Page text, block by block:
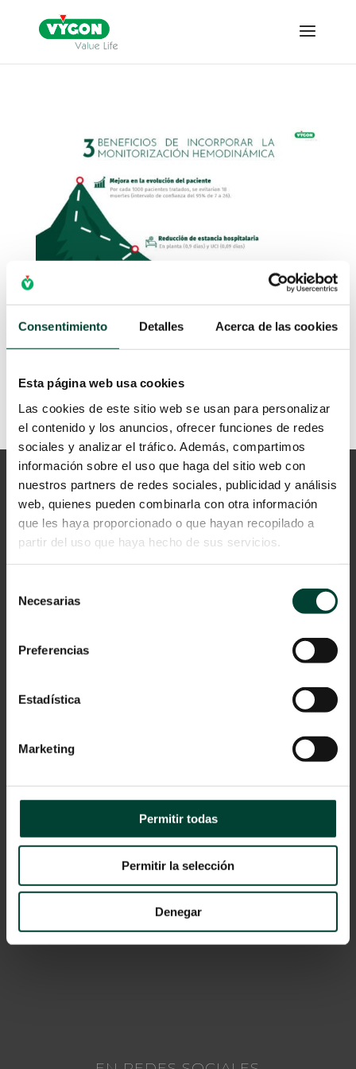
Consentimiento Detalles Acerca de las cookies
Esta página web usa cookies
Las cookies de este sitio web se usan para personalizar
el contenido y los anuncios, ofrecer funciones de redes
sociales y analizar el tráfico. Además, compartimos
información sobre el uso que haga del sitio web con
nuestros partners de redes sociales, publicidad y análisis
web, quienes pueden combinarla con otra información
que les haya proporcionado o que hayan recopilado a
partir del uso que haya hecho de sus servicios.
Necesarias
Preferencias
Estadística
Marketing
Permitir todas
Permitir la selección
Denegar
SUSCRÍBETE
Recibe nuestro contenido en tu email
Regístrate